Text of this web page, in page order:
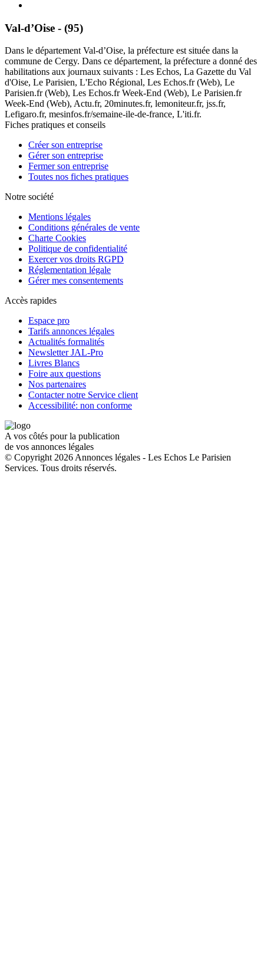
Val-d’Oise - (95)
Dans le département Val-d’Oise, la préfecture est située dans la
commune de Cergy. Dans ce département, la préfecture a donné des
habilitations aux journaux suivants : Les Echos, La Gazette du Val
d'Oise, Le Parisien, L'Echo Régional, Les Echos.fr (Web), Le
Parisien.fr (Web), Les Echos.fr Week-End (Web), Le Parisien.fr
Week-End (Web), Actu.fr, 20minutes.fr, lemoniteur.fr, jss.fr,
Lefigaro.fr, mesinfos.fr/semaine-ile-de-france, L'iti.fr.
Fiches pratiques et conseils
Créer son entreprise
Gérer son entreprise
Fermer son entreprise
Toutes nos fiches pratiques
Notre société
Mentions légales
Conditions générales de vente
Charte Cookies
Politique de confidentialité
Exercer vos droits RGPD
Réglementation légale
Gérer mes consentements
Accès rapides
Espace pro
Tarifs annonces légales
Actualités formalités
Newsletter JAL-Pro
Livres Blancs
Foire aux questions
Nos partenaires
Contacter notre Service client
Accessibilité: non conforme
A vos côtés pour la publication
de vos annonces légales
© Copyright 2026 Annonces légales - Les Echos Le Parisien
Services. Tous droits réservés.